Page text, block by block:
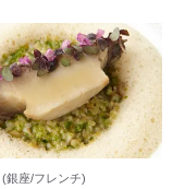
(銀座/フレンチ)